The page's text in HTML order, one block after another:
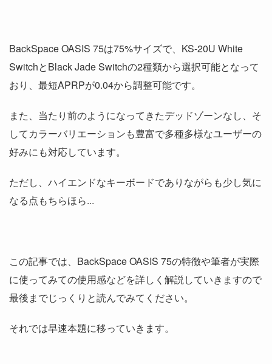
BackSpace OASIS 75は75%サイズで、KS-20U White
SwitchとBlack Jade Switchの2種類から選択可能となって
おり、最短APRPが0.04から調整可能です。
また、当たり前のようになってきたデッドゾーンなし、そ
してカラーバリエーションも豊富で多種多様なユーザーの
好みにも対応しています。
ただし、ハイエンドなキーボードでありながらも少し気に
なる点もちらほら...
この記事では、BackSpace OASIS 75の特徴や筆者が実際
に使ってみての使用感などを詳しく解説していきますので
最後までじっくりと読んでみてください。
それでは早速本題に移っていきます。